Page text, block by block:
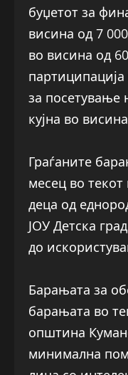
буџетот за
висина од 7
во висина од
за посетување
кујна во
Граѓаните
месец во
деца од
ЈОУ Детска
до
Барањата за
барањата во
општина
минимална